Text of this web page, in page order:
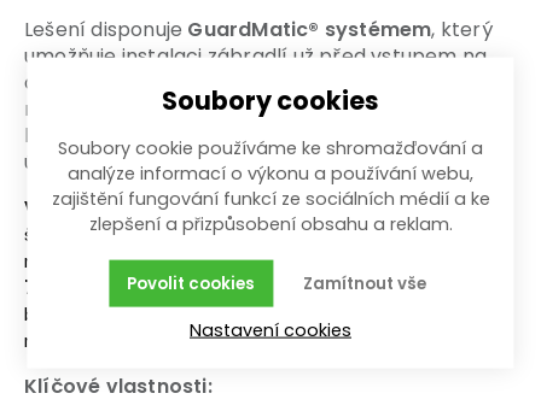
Lešení disponuje GuardMatic® systémem, který
umožňuje instalaci zábradlí už před vstupem na
další úroveň – tím se minimalizuje riziko pádu při
montáži. Diagonály jsou pevnou součástí
konstrukce, což zvyšuje stabilitu při všech
úrovních sestavení.
Výškově stavitelná kolečka Ø 200 mmse
šroubovým mechanismem umožňují vyrovnání i na
nerovném podkladu. Pro vyšší konfigurace (od cca
7,50 m
) se používají teleskopické výložníky pro
bezpečnou stabilizaci; pro tuto 4,50 m sestavu
nejsou potřeba.
Klíčové vlastnosti:
Soubory cookies
Soubory cookie používáme ke shromažďování a
analýze informací o výkonu a používání webu,
zajištění fungování funkcí ze sociálních médií a ke
zlepšení a přizpůsobení obsahu a reklam.
Zamítnout vše
Povolit cookies
Nastavení cookies